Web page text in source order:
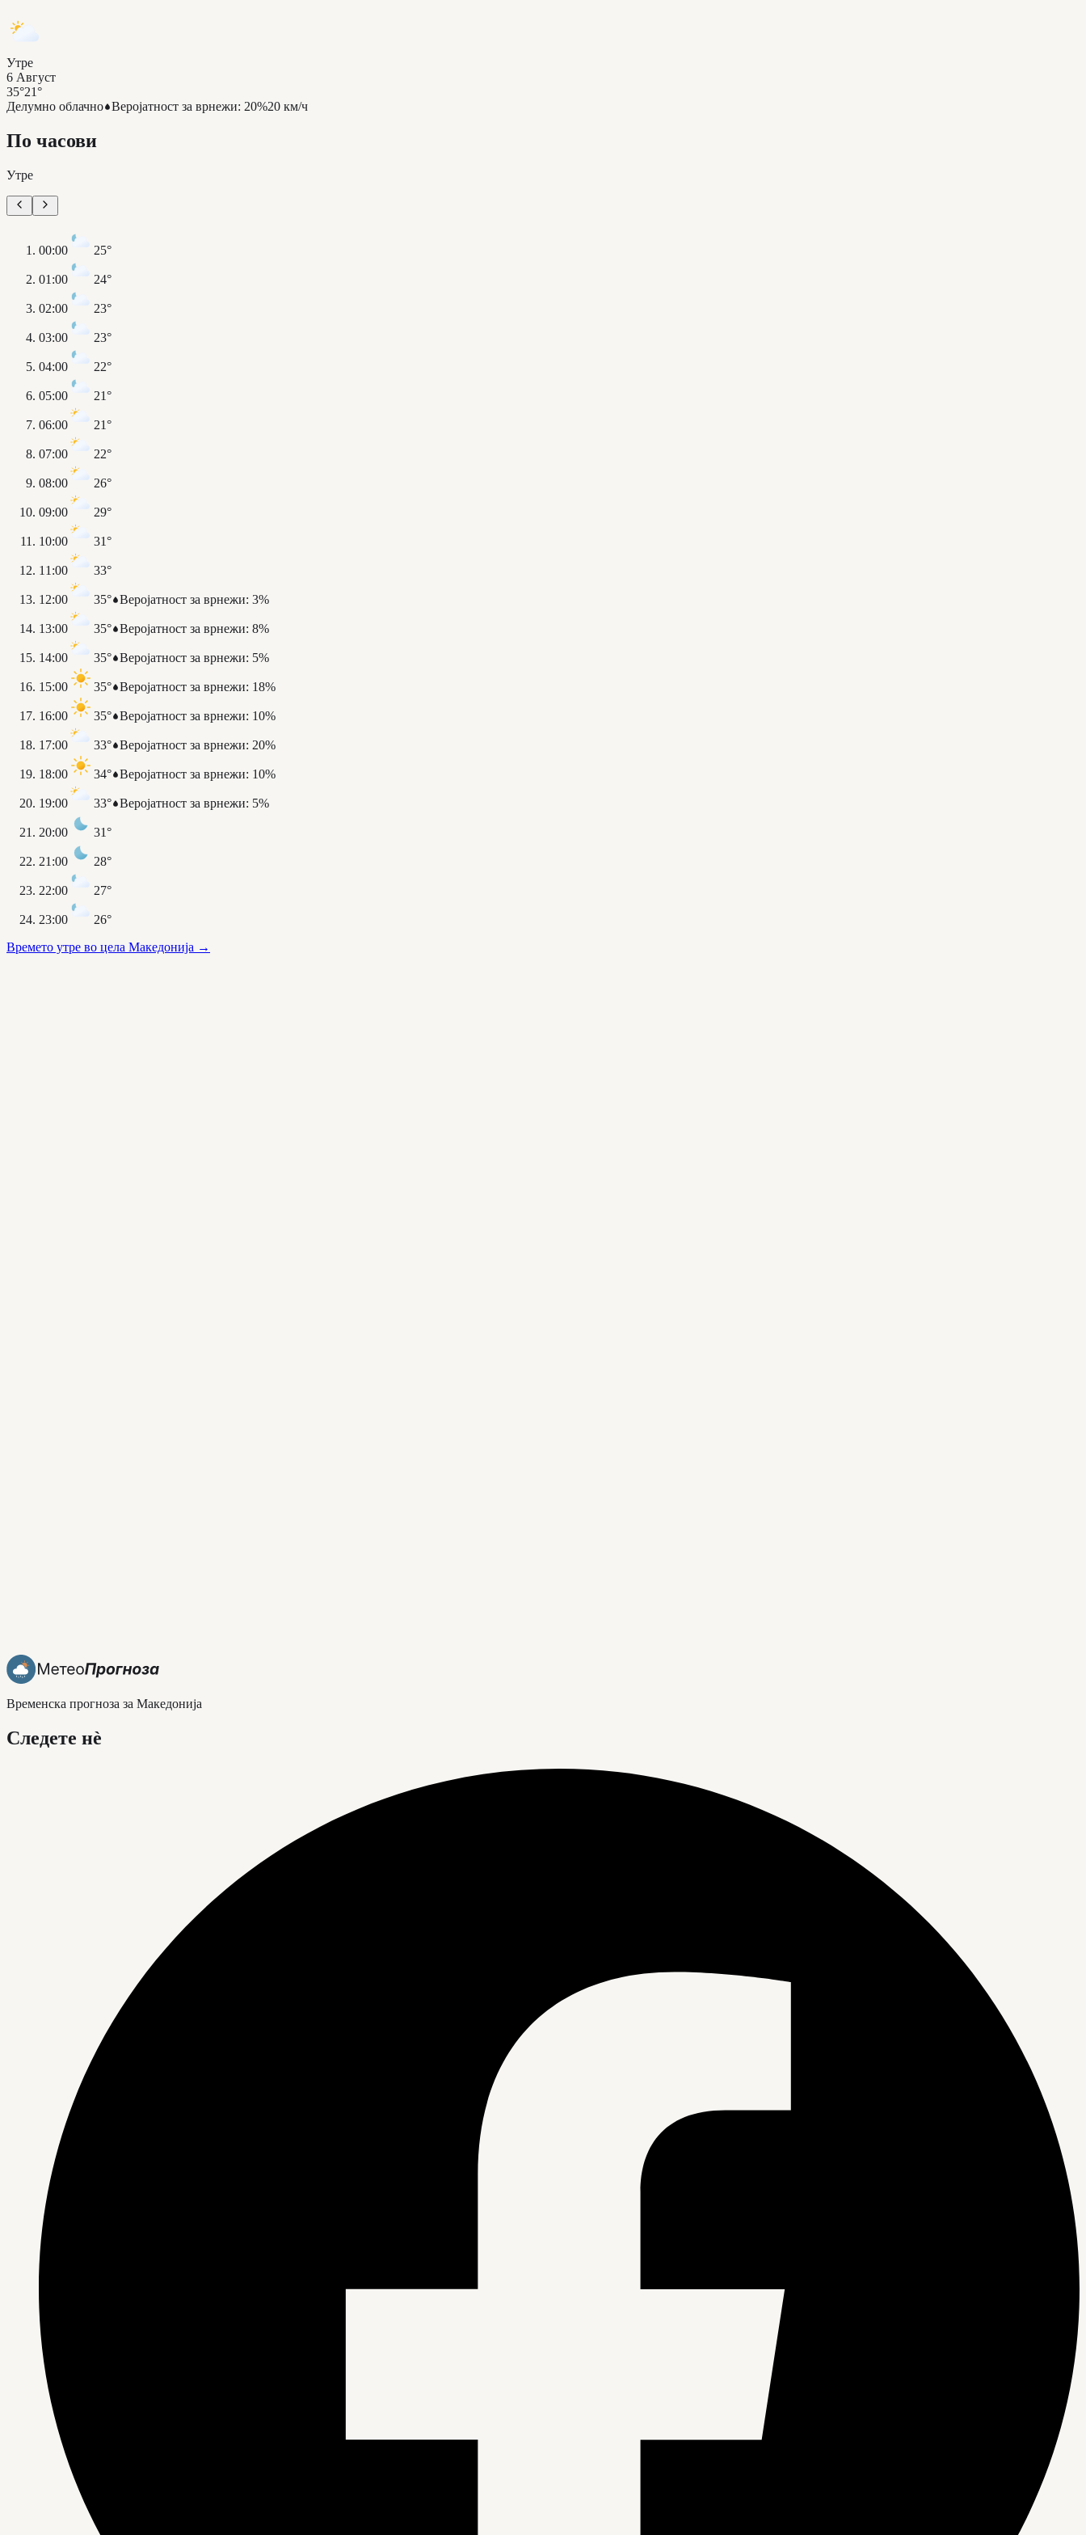
Утре
6 Август
35°21°
Делумно облачно Веројатност за врнежи: 20%20 км/ч
По часови
Утре
00:00 25°
01:00 24°
02:00 23°
03:00 23°
04:00 22°
05:00 21°
06:00 21°
07:00 22°
08:00 26°
09:00 29°
10:00 31°
11:00 33°
12:00 35° Веројатност за врнежи: 3%
13:00 35° Веројатност за врнежи: 8%
14:00 35° Веројатност за врнежи: 5%
15:00 35° Веројатност за врнежи: 18%
16:00 35° Веројатност за врнежи: 10%
17:00 33° Веројатност за врнежи: 20%
18:00 34° Веројатност за врнежи: 10%
19:00 33° Веројатност за врнежи: 5%
20:00 31°
21:00 28°
22:00 27°
23:00
26°
Времето утре во цела Македонија →
Временска прогноза за Македонија
Следете нè